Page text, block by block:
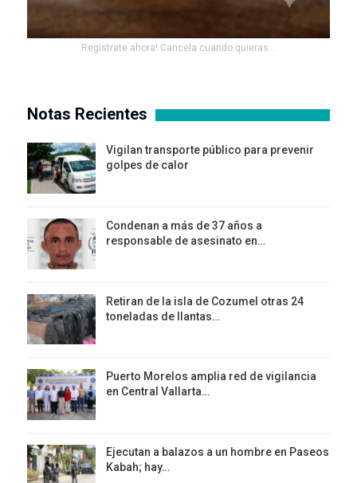
Registrate ahora! Cancela cuando quieras...
Notas Recientes
Vigilan transporte público para prevenir
golpes de calor
Condenan a más de 37 años a
responsable de asesinato en…
Retiran de la isla de Cozumel otras 24
toneladas de llantas…
Puerto Morelos amplia red de vigilancia
en Central Vallarta…
Ejecutan a balazos a un hombre en Paseos
Kabah; hay…